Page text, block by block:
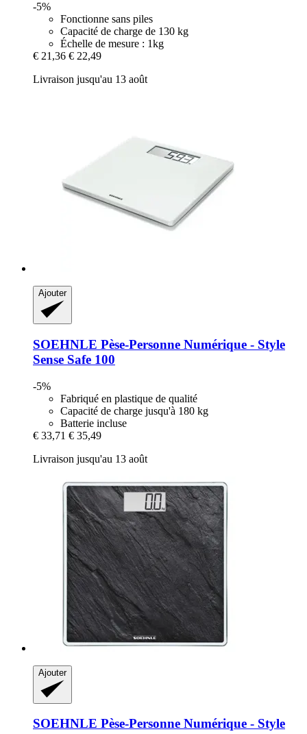
-5%
Fonctionne sans piles
Capacité de charge de 130 kg
Échelle de mesure : 1kg
€ 21,36 € 22,49
Livraison jusqu'au 13 août
Ajouter
SOEHNLE Pèse-​Personne Numérique -​ Style
Sense Safe 100
-5%
Fabriqué en plastique de qualité
Capacité de charge jusqu'à 180 kg
Batterie incluse
€ 33,71 € 35,49
Livraison jusqu'au 13 août
Ajouter
SOEHNLE Pèse-​Personne Numérique -​ Style